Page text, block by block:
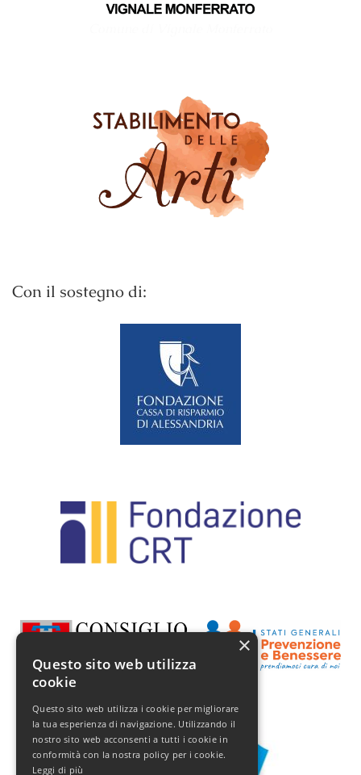
Con il sostegno di:
×
Questo sito web utilizza
cookie
Questo sito web utilizza i cookie per migliorare
la tua esperienza di navigazione. Utilizzando il
nostro sito web acconsenti a tutti i cookie in
conformità con la nostra policy per i cookie.
Leggi di più